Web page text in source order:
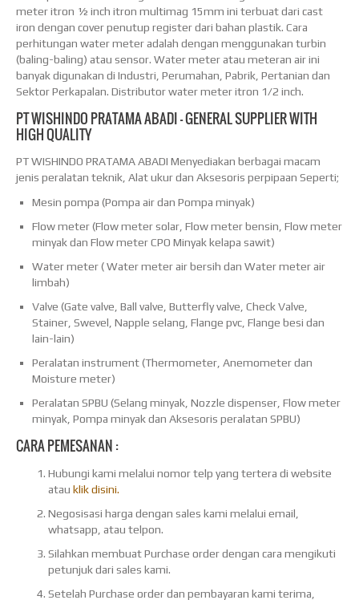
meter itron ½ inch itron multimag 15mm ini terbuat dari cast
iron dengan cover penutup register dari bahan plastik. Cara
perhitungan water meter adalah dengan menggunakan turbin
(baling-baling) atau sensor. Water meter atau meteran air ini
banyak digunakan di Industri, Perumahan, Pabrik, Pertanian dan
Sektor Perkapalan. Distributor water meter itron 1/2 inch.
PT WISHINDO PRATAMA ABADI – GENERAL SUPPLIER WITH
HIGH QUALITY
PT WISHINDO PRATAMA ABADI Menyediakan berbagai macam
jenis peralatan teknik, Alat ukur dan Aksesoris perpipaan Seperti;
Mesin pompa (Pompa air dan Pompa minyak)
Flow meter (Flow meter solar, Flow meter bensin, Flow meter
minyak dan Flow meter CPO Minyak kelapa sawit)
Water meter ( Water meter air bersih dan Water meter air
limbah)
Valve (Gate valve, Ball valve, Butterfly valve, Check Valve,
Stainer, Swevel, Napple selang, Flange pvc, Flange besi dan
lain-lain)
Peralatan instrument (Thermometer, Anemometer dan
Moisture meter)
Peralatan SPBU (Selang minyak, Nozzle dispenser, Flow meter
minyak, Pompa minyak dan Aksesoris peralatan SPBU)
CARA PEMESANAN :
Hubungi kami melalui nomor telp yang tertera di website
atau klik disini.
Negosisasi harga dengan sales kami melalui email,
whatsapp, atau telpon.
Silahkan membuat Purchase order dengan cara mengikuti
petunjuk dari sales kami.
Setelah Purchase order dan pembayaran kami terima,